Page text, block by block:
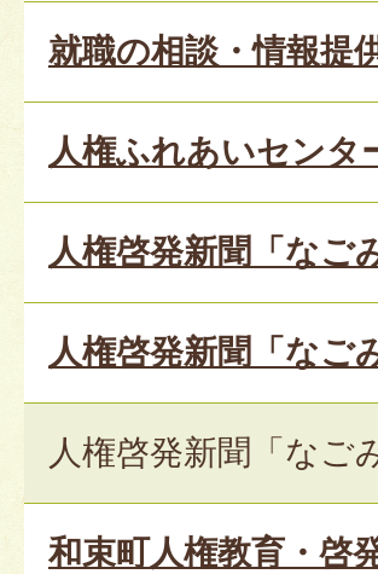
就職の相談・情報提
人権ふれあいセンタ
人権啓発新聞「なご
人権啓発新聞「なご
人権啓発新聞「なご
和束町人権教育・啓